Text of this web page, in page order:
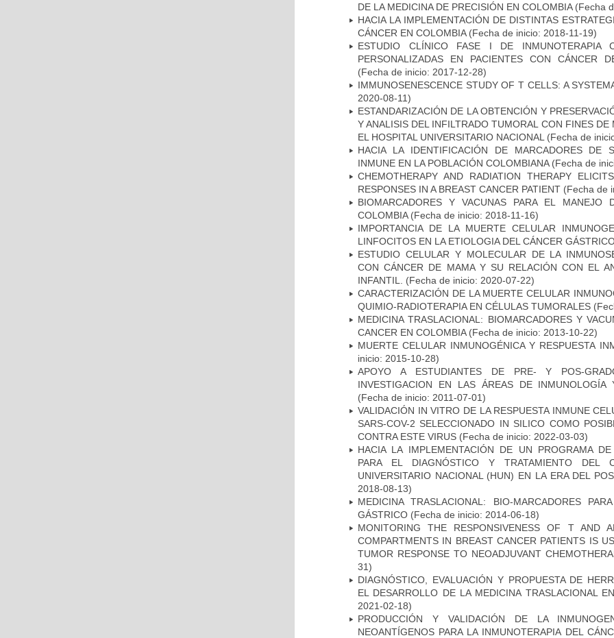
DE LA MEDICINA DE PRECISIÓN EN COLOMBIA(Fecha
HACIA LA IMPLEMENTACIÓN DE DISTINTAS
CÁNCER EN COLOMBIA(Fecha de inicio: 2018-11-19)
ESTUDIO CLÍNICO FASE I DE INMUNOTERAPIA
PERSONALIZADAS EN PACIENTES CON CÁNCER
(Fecha de inicio: 2017-12-28)
IMMUNOSENESCENCE STUDY OF T CELLS: A
2020-08-11)
ESTANDARIZACIÓN DE LA OBTENCIÓN Y
Y ANALISIS DEL INFILTRADO TUMORAL CON FINES DE
EL HOSPITAL UNIVERSITARIO NACIONAL (Fecha de
HACIA LA IDENTIFICACIÓN DE MARCADORES DE
INMUNE EN LA POBLACIÓN COLOMBIANA(Fecha de
CHEMOTHERAPY AND RADIATION THERAPY
RESPONSES IN A BREAST CANCER PATIENT (Fecha de
BIOMARCADORES Y VACUNAS PARA EL MANEJO
COLOMBIA(Fecha de inicio: 2018-11-16)
IMPORTANCIA DE LA MUERTE CELULAR
LINFOCITOS EN LA ETIOLOGIA DEL CÁNCER
ESTUDIO CELULAR Y MOLECULAR DE LA
CON CÁNCER DE MAMA Y SU RELACIÓN CON EL
INFANTIL.
(Fecha de inicio: 2020-07-22)
CARACTERIZACIÓN DE LA MUERTE CELULAR
QUIMIO-RADIOTERAPIA EN CÉLULAS TUMORALES
MEDICINA TRASLACIONAL: BIOMARCADORES Y
CANCER EN COLOMBIA(Fecha de inicio: 2013-10-22)
MUERTE CELULAR INMUNOGÉNICA Y RESPUESTA
inicio: 2015-10-28)
APOYO A ESTUDIANTES DE PRE- Y POS-
INVESTIGACION EN LAS ÁREAS DE INMUNOLOGÍA
(Fecha de inicio: 2011-07-01)
VALIDACIÓN IN VITRO DE LA RESPUESTA INMUNE
SARS-COV-2 SELECCIONADO IN SILICO COMO
CONTRA ESTE VIRUS (Fecha de inicio: 2022-03-03)
HACIA LA IMPLEMENTACIÓN DE UN PROGRAMA
PARA EL DIAGNÓSTICO Y TRATAMIENTO DEL
UNIVERSITARIO NACIONAL (HUN) EN LA ERA DEL
2018-08-13)
MEDICINA TRASLACIONAL: BIO-MARCADORES
GÁSTRICO (Fecha de inicio: 2014-06-18)
MONITORING THE RESPONSIVENESS OF T AND
COMPARTMENTS IN BREAST CANCER PATIENTS IS
TUMOR RESPONSE TO NEOADJUVANT
31)
DIAGNÓSTICO, EVALUACIÓN Y PROPUESTA DE
EL DESARROLLO DE LA MEDICINA TRASLACIONAL
2021-02-18)
PRODUCCIÓN Y VALIDACIÓN DE LA
NEOANTÍGENOS PARA LA INMUNOTERAPIA DEL